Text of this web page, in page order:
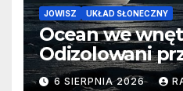
JOWISZ UKŁAD SŁONECZNY
Ocean we
Odizolowani
barierę
6 SIERPNIA 2026